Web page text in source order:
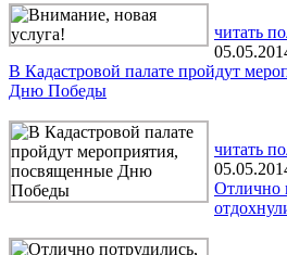
читать
В Кадастровой палате пройдут
Дню Победы
читать
Отлично